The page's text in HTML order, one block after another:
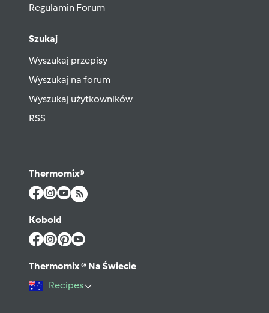
Regulamin Forum
Szukaj
Wyszukaj przepisy
Wyszukaj na forum
Wyszukaj użytkowników
RSS
Thermomix®
Kobold
Thermomix ® Na Świecie
Recipes